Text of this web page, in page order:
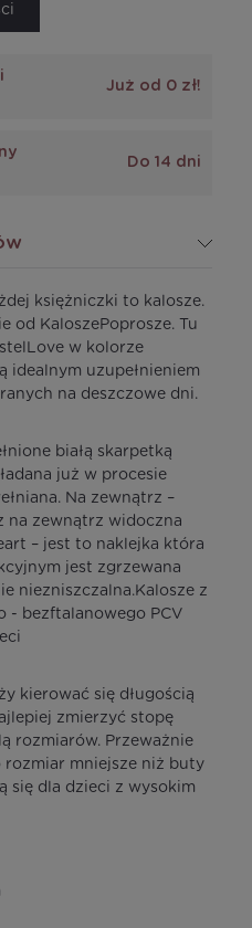
Już od 0 zł!
Do 14 dni
księżniczki to kalosze.
od KaloszePoprosze. Tu
w kolorze
idealnym uzupełnieniem
na deszczowe dni.
białą skarpetką
już w procesie
Na zewnątrz –
na zewnątrz widoczna
– jest to naklejka która
jest zgrzewana
niezniszczalna.Kalosze z
- bezftalanowego PCV
kierować się długością
zmierzyć stopę
rozmiarów. Przeważnie
rozmiar mniejsze niż buty
się dla dzieci z wysokim